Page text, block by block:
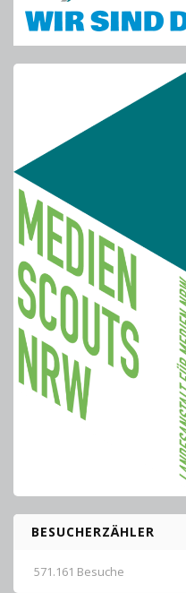
BESUCHERZÄHLER
571.161 Besuche